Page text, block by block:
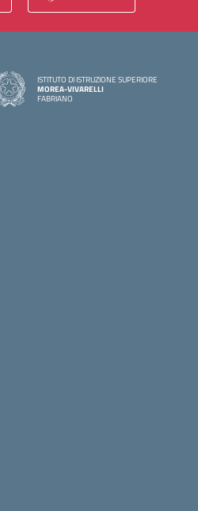
ISTITUTO DI ISTRUZIONE SUPERIORE
MOREA-VIVARELLI
FABRIANO